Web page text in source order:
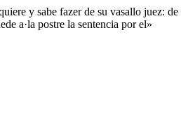
y sabe fazer de su vasallo juez:
a·la postre la sentencia por el»